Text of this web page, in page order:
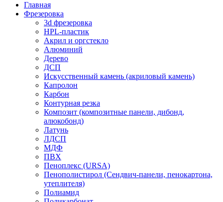
Главная
Фрезеровка
3d фрезеровка
HPL-пластик
Акрил и оргстекло
Алюминий
Дерево
ДСП
Искусственный камень (акриловый камень)
Капролон
Карбон
Контурная резка
Композит (композитные панели, дибонд,
алюкобонд)
Латунь
ЛДСП
МДФ
ПВХ
Пеноплекс (URSA)
Пенополистирол (Сендвич-панели, пенокартона,
утеплителя)
Полиамид